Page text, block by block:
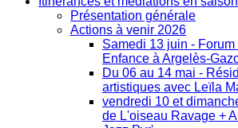
Présentation générale
Actions à venir 2026
Samedi 13 juin -
Enfance à Argelès-
Du 06 au 14 mai -
artistiques avec Leïla
vendredi 10 et
de L'oiseau Ravage +